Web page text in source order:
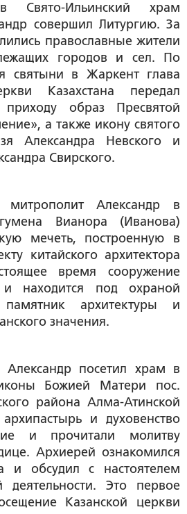
Ильинский храм
совершил Литургию. За
православные жители
городов и сел. По
святыни в Жаркент глава
Казахстана передал
приходу образ Пресвятой
а также икону святого
Александра Невского и
Свирского.
Александр в
Вианора (Иванова)
мечеть, построенную в
китайского архитектора
время сооружение
и находится под охраной
памятник архитектуры и
значения.
Александр посетил храм в
Божией Матери пос.
района Алма-Атинской
и духовенство
и прочитали молитву
Архиерей ознакомился
и обсудил с настоятелем
деятельности. Это первое
Казанской церкви